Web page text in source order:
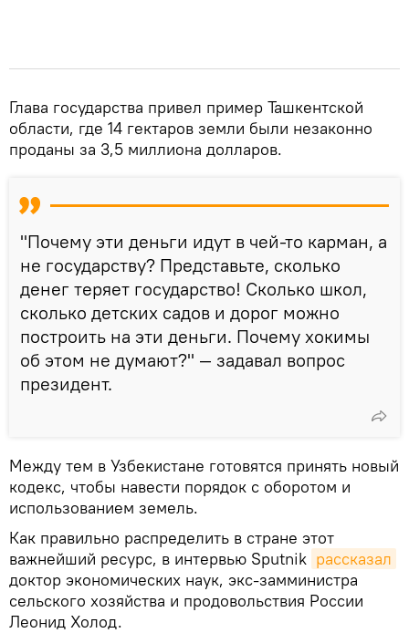
Глава государства привел пример Ташкентской
области, где 14 гектаров земли были незаконно
проданы за 3,5 миллиона долларов.
"Почему эти деньги идут в чей-то карман, а
не государству? Представьте, сколько
денег теряет государство! Сколько школ,
сколько детских садов и дорог можно
построить на эти деньги. Почему хокимы
об этом не думают?" — задавал вопрос
президент.
Между тем в Узбекистане готовятся принять новый
кодекс, чтобы навести порядок с оборотом и
использованием земель.
Как правильно распределить в стране этот
важнейший ресурс, в интервью Sputnik рассказал
доктор экономических наук, экс-замминистра
сельского хозяйства и продовольствия России
Леонид Холод.